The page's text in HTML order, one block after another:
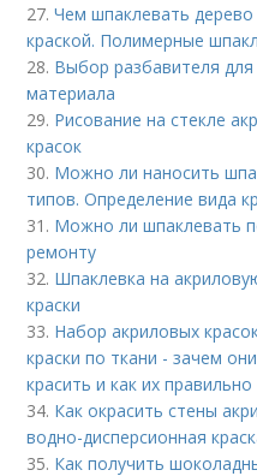
27.Чем шпаклевать
краской. Полимерные
28. Выбор разбавителя
материала
29. Рисование на стекле
красок
30. Можно ли наносить
типов. Определение вида
31. Можно ли шпаклевать
ремонту
32. Шпаклевка на
краски
33. Набор акриловых
краски по ткани - зачем
красить и как их правильно
34. Как окрасить стены
водно-дисперсионная
35. Как получить